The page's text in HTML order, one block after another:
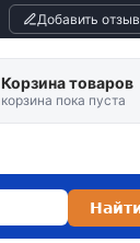
Добавить отзыв
Корзина товаров
корзина пока пуста